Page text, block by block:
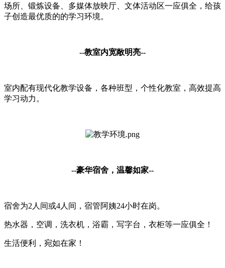
场所、锻炼设备、多媒体放映厅、文体活动区一应俱全，给孩
子创造最优质的的学习环境。
--教室内宽敞明亮--
室内配有现代化教学设备，各种班型，个性化教室，高效提高
学习动力。
--豪华宿舍，温馨如家--
宿舍为2人间或4人间，宿管阿姨24小时在岗。
热水器，空调，洗衣机，浴霸，写字台，衣柜等一应俱全！
生活便利，宛如在家！